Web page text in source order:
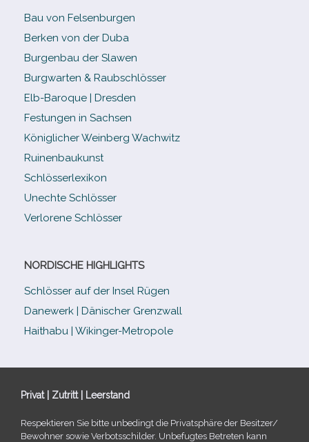
Bau von Felsenburgen
Berken von der Duba
Burgenbau der Slawen
Burgwarten & Raubschlösser
Elb-​Baroque | Dresden
Festungen in Sachsen
Königlicher Weinberg Wachwitz
Ruinenbaukunst
Schlösserlexikon
Unechte Schlösser
Verlorene Schlösser
NORDISCHE HIGHLIGHTS
Schlösser auf der Insel Rügen
Danewerk | Dänischer Grenzwall
Haithabu | Wikinger-Metropole
Privat | Zutritt | Leerstand
Respektieren Sie bitte unbe­dingt die Privatsphäre der Besitzer/​
Bewohner sowie Verbotsschilder. Unbefugtes Betreten kann